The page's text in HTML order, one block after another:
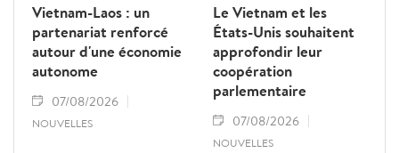
Vietnam-Laos : un
partenariat renforcé
autour d'une économie
autonome
07/08/2026
NOUVELLES
Le Vietnam et les
États-Unis souhaitent
approfondir leur
coopération
parlementaire
07/08/2026
NOUVELLES